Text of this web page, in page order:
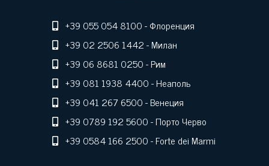
+39 055 054 8100- Флоренция
+39 02 2506 1442- Милан
+39 06 8681 0250- Рим
+39 081 1938 4400- Неаполь
+39 041 267 6500- Венеция
+39 0789 192 5600- Порто Черво
+39 0584 166 2500- Forte dei Marmi